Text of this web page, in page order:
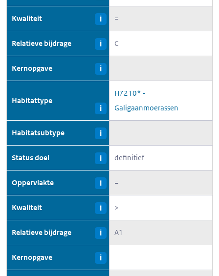
Kwaliteit i =
Relatieve bijdrage i C
Kernopgave i
Habitattype
i
H7210* -
Galigaanmoerassen
Habitatsubtype i
Status doel i definitief
Oppervlakte i =
Kwaliteit i >
Relatieve bijdrage i A1
Kernopgave i